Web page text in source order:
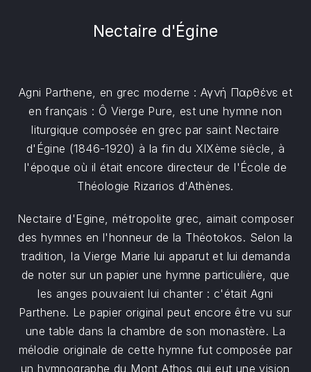
Nectaire d'Égine
Agni Parthene, en grec moderne : Αγνή Παρθένε et
en français : Ô Vierge Pure, est une hymne non
liturgique composée en grec par saint Nectaire
d'Égine (1846-1920) à la fin du XIXème siècle, à
l'époque où il était encore directeur de l'École de
Théologie Rizarios d'Athènes.
Nectaire d'Egine, métropolite grec, aimait composer
des hymnes en l'honneur de la Théotokos. Selon la
tradition, la Vierge Marie lui apparut et lui demanda
de noter sur un papier une hymne particulière, que
les anges pouvaient lui chanter : c'était Agni
Parthene. Le papier original peut encore être vu sur
une table dans la chambre de son monastère. La
mélodie originale de cette hymne fut composée par
un hymnographe du Mont Athos qui eut une vision